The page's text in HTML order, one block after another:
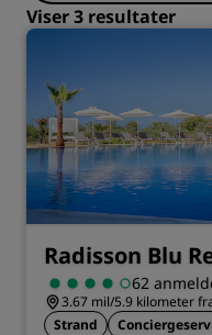
Viser 3 resultater
Radisson Blu
62
3.67 mil/5.9 kilometer
Strand